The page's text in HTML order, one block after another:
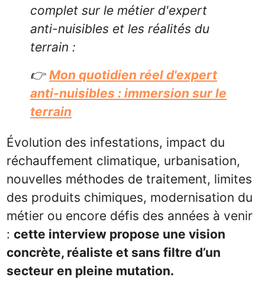
complet sur le métier d'expert
anti-nuisibles et les réalités du
terrain :
👉Mon quotidien réel d'expert
anti-nuisibles : immersion sur le
terrain
Évolution des infestations, impact du
réchauffement climatique, urbanisation,
nouvelles méthodes de traitement, limites
des produits chimiques, modernisation du
métier ou encore défis des années à venir
:cette interview propose une vision
concrète, réaliste et sans filtre d’un
secteur en pleine mutation.